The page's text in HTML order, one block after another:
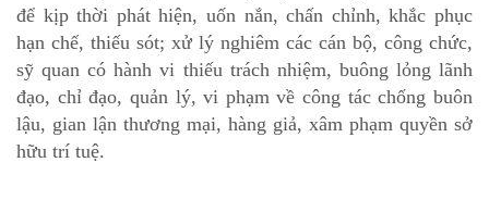
để kịp thời phát hiện, uốn nắn, chấn chỉnh, khắc phục
hạn chế, thiếu sót; xử lý nghiêm các cán bộ, công chức,
sỹ quan có hành vi thiếu trách nhiệm, buông lỏng lãnh
đạo, chỉ đạo, quản lý, vi phạm về công tác chống buôn
lậu, gian lận thương mại, hàng giả, xâm phạm quyền sở
hữu trí tuệ.